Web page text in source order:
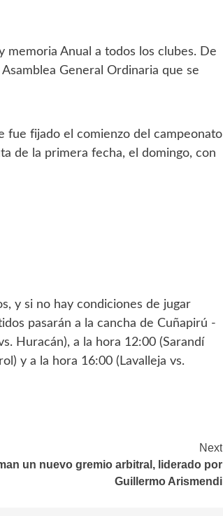
memoria Anual a todos los clubes. De
General Ordinaria que se
fue fijado el comienzo del campeonato
de la primera fecha, el domingo, con
y si no hay condiciones de jugar
pasarán a la cancha de Cuñapirú -
Huracán), a la hora 12:00 (Sarandí
y a la hora 16:00 (Lavalleja vs.
Next
un nuevo gremio arbitral, liderado por
Guillermo Arismendi